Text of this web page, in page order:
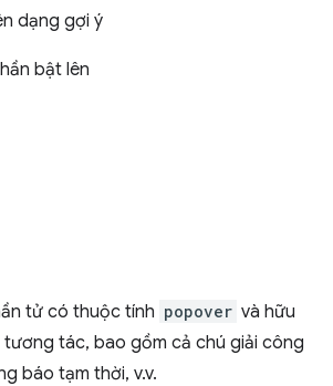
dạng gợi ý
bật lên
tử có thuộc tính popover và hữu
tương tác, bao gồm cả chú giải công
báo tạm thời, v.v.